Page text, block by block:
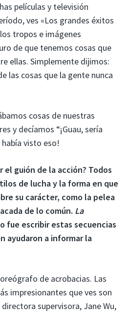
películas y televisión
ves «Los grandes éxitos
tropos e imágenes
de que tenemos cosas que
ellas. Simplemente dijimos:
las cosas que la gente nunca
cosas de nuestras
y decíamos “¡Guau, sería
visto eso!
el guión de la acción? Todos
de lucha y la forma en que
su carácter, como la pelea
de lo común. La
fue escribir estas secuencias
ayudaron a informar la
de acrobacias. Las
impresionantes que ves son
directora supervisora, Jane Wu,